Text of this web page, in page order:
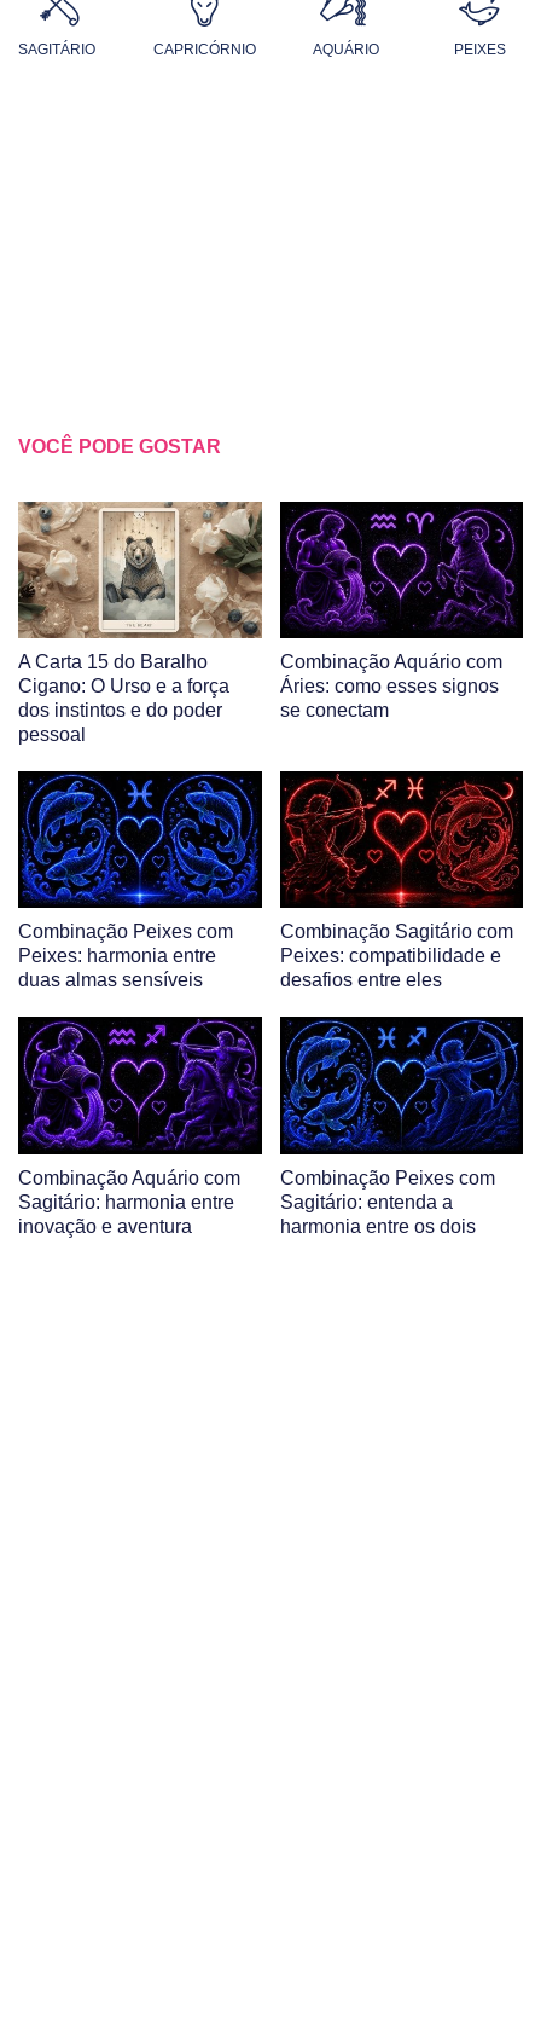
SAGITÁRIO CAPRICÓRNIO AQUÁRIO PEIXES
VOCÊ PODE GOSTAR
A Carta 15 do Baralho
Cigano: O Urso e a força
dos instintos e do poder
pessoal
Combinação Aquário com
Áries: como esses signos
se conectam
Combinação Peixes com
Peixes: harmonia entre
duas almas sensíveis
Combinação Sagitário com
Peixes: compatibilidade e
desafios entre eles
Combinação Aquário com
Sagitário: harmonia entre
inovação e aventura
Combinação Peixes com
Sagitário: entenda a
harmonia entre os dois